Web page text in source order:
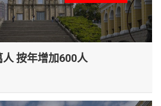
按年增加600人